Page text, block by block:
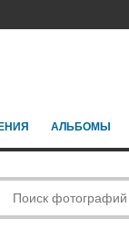
АЛЬБОМЫ